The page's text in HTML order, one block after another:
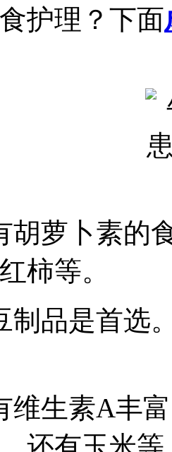
护理？下面
胡萝卜素的
柿等。
制品是首选
维生素A丰